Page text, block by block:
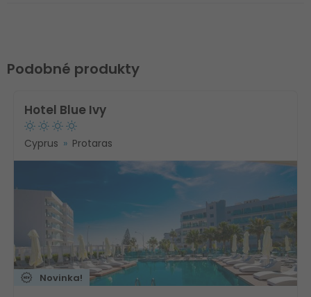
Podobné produkty
Hotel Blue Ivy
Cyprus Protaras
Novinka!